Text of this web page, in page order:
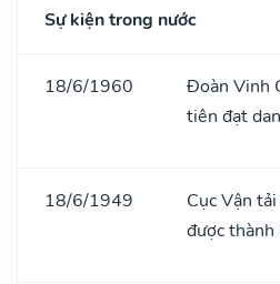
Sự kiện trong nước
18/6/1960
Đoàn Vinh
tiên đạt
18/6/1949
Cục Vận
được thành